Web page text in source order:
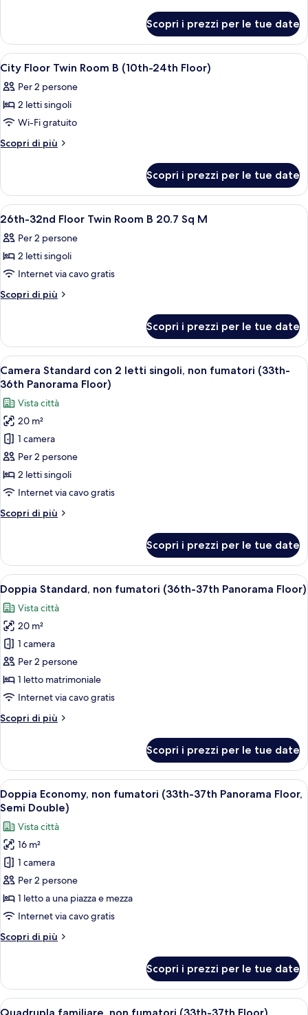
Double
Room
(17th-
24th
Floor)
Floor
Semi
Double
Room
(17th-
24th
Scopri i prezzi per le tue date
Apri
tutte
le
foto
per
City
Room
B
(10th-
24th
Floor)
Una camera d'albergo con due letti,
3
City Floor Twin Room B (10th-24th Floor)
Per 2 persone
2 letti singoli
Wi-Fi gratuito
Scopri di più
Altri
Floor
Twin
Room
(10th-
24th
Scopri i prezzi per le tue date
Apri
tutte
le
foto
per
26th-
Twin
Room
B
20.7
Sq
M
Camera d'albergo con due letti, una
1
26th-32nd Floor Twin Room B 20.7 Sq M
Per 2 persone
2 letti singoli
Internet via cavo gratis
Scopri di più
Altri
32nd
Floor
Twin
Room
20.7
Sq
M
Scopri i prezzi per le tue date
Apri
tutte
le
foto
per
Camera
Standard
con
2
singoli,
(33th-
36th
Panorama
Floor)
Una camera d'hotel con due letti, un
10
Camera Standard con 2 letti singoli, non fumatori (33th-
36th Panorama Floor)
Vista città
20 m²
1 camera
Per 2 persone
2 letti singoli
Internet via cavo gratis
Scopri di più
Altri
Standard
con
2
letti
singoli,
non
fumatori
(33th-
36th
Panorama
Floor)
Scopri i prezzi per le tue date
Apri
tutte
le
foto
per
Doppia
Standard,
non
(36th-
Floor)
Una camera d'albergo con un letto
10
Doppia Standard, non fumatori (36th-37th Panorama Floor)
Vista città
20 m²
1 camera
Per 2 persone
1 letto matrimoniale
Internet via cavo gratis
Scopri di più
Altri
Standard,
non
fumatori
(36th-
Panorama
Floor)
Scopri i prezzi per le tue date
Apri
tutte
le
foto
per
Doppia
Economy,
non
fumatori
37th
Semi
Double)
Una camera d'albergo con un letto
10
Doppia Economy, non fumatori (33th-37th Panorama Floor,
Semi Double)
Vista città
16 m²
1 camera
Per 2 persone
1 letto a una piazza e mezza
Internet via cavo gratis
Scopri di più
Altri
Economy,
non
fumatori
Scopri i prezzi per le tue date
Apri
Copriletto in piuma, una cassaforte
16